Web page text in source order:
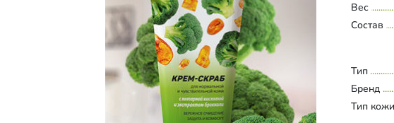
Вес
Состав
Тип
Бренд
Тип кожи